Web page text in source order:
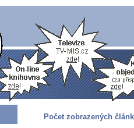
Počet zobrazených